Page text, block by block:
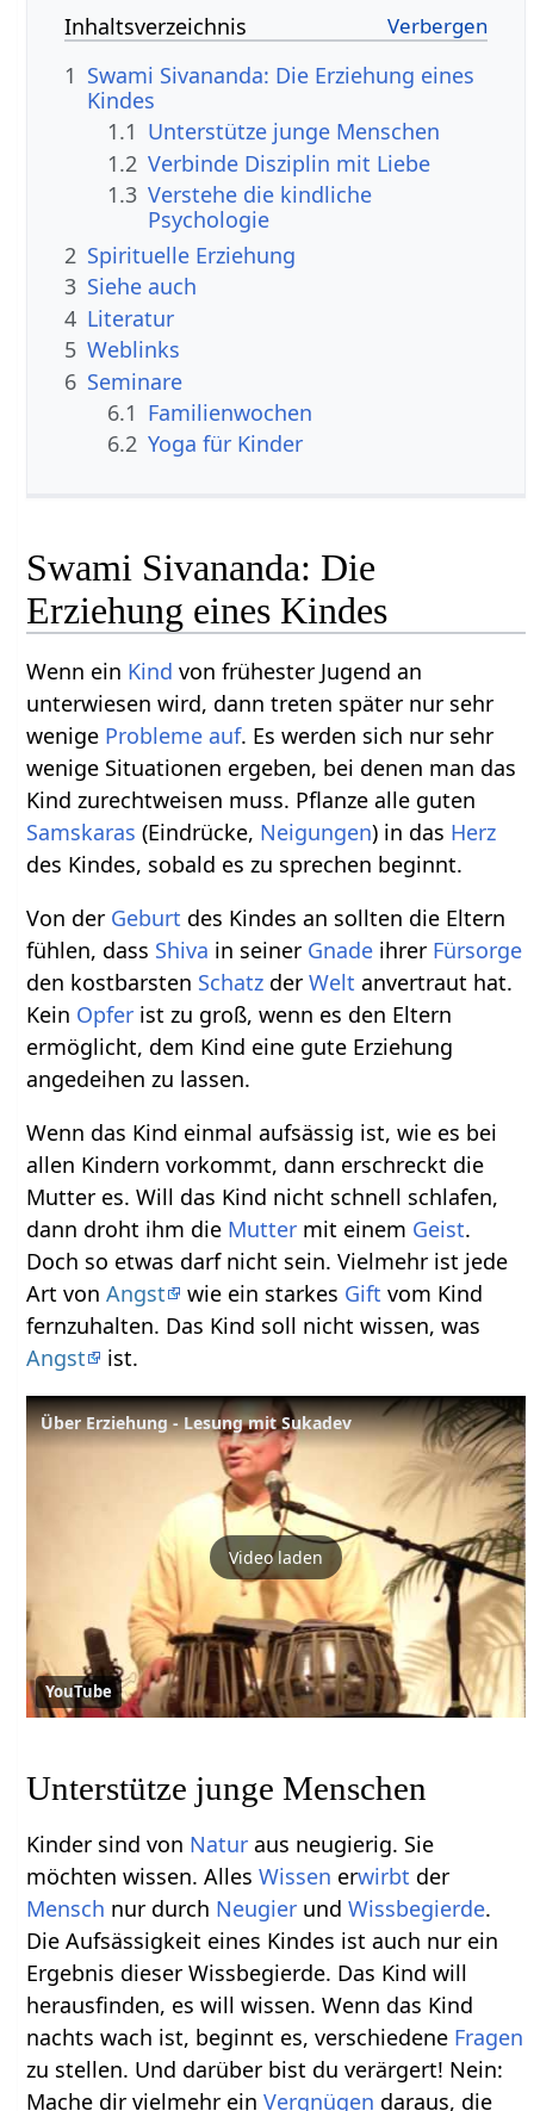
Inhaltsverzeichnis
1 Swami Sivananda: Die Erziehung eines
Kindes
1.1 Unterstütze junge Menschen
1.2 Verbinde Disziplin mit Liebe
1.3 Verstehe die kindliche
Psychologie
2 Spirituelle Erziehung
3 Siehe auch
4 Literatur
5 Weblinks
6 Seminare
6.1 Familienwochen
6.2 Yoga für Kinder
Swami Sivananda: Die
Erziehung eines Kindes
Wenn ein Kind von frühester Jugend an
unterwiesen wird, dann treten später nur sehr
wenige Probleme auf. Es werden sich nur sehr
wenige Situationen ergeben, bei denen man das
Kind zurechtweisen muss. Pflanze alle guten
Samskaras (Eindrücke, Neigungen) in das Herz
des Kindes, sobald es zu sprechen beginnt.
Von der Geburt des Kindes an sollten die Eltern
fühlen, dass Shiva in seiner Gnade ihrer Fürsorge
den kostbarsten Schatz derWelt anvertraut hat.
Kein Opfer ist zu groß, wenn es den Eltern
ermöglicht, dem Kind eine gute Erziehung
angedeihen zu lassen.
Wenn das Kind einmal aufsässig ist, wie es bei
allen Kindern vorkommt, dann erschreckt die
Mutter es. Will das Kind nicht schnell schlafen,
dann droht ihm die Mutter mit einem Geist.
Doch so etwas darf nicht sein. Vielmehr ist jede
Art vonAngst wie ein starkes Gift vom Kind
fernzuhalten. Das Kind soll nicht wissen, was
Angst
ist.
Über Erziehung - Lesung mit Sukadev
Video laden
YouTube
Unterstütze junge Menschen
Kinder sind von Natur aus neugierig. Sie
möchten wissen. AllesWissen erwirbt der
Mensch nur durch Neugier undWissbegierde.
Die Aufsässigkeit eines Kindes ist auch nur ein
Ergebnis dieser Wissbegierde. Das Kind will
herausfinden, es will wissen. Wenn das Kind
nachts wach ist, beginnt es, verschiedene Fragen
zu stellen. Und darüber bist du verärgert! Nein:
Mache dir vielmehr einVergnügen daraus, die